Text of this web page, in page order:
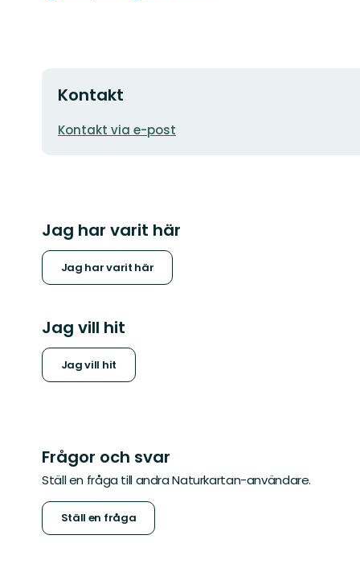
Kontakt
E-
Kontakt via e-post
Jag har varit här
Jag har varit här
Jag vill hit
Jag vill hit
Frågor och svar
Ställ en fråga till andra Naturkartan-användare.
Ställ en fråga